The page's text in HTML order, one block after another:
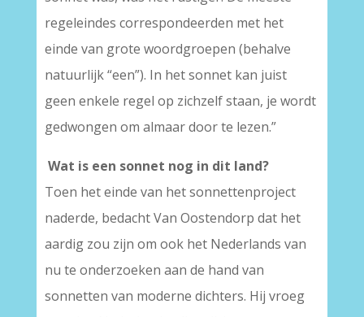
regeleindes correspondeerden met het
einde van grote woordgroepen (behalve
natuurlijk “een”). In het sonnet kan juist
geen enkele regel op zichzelf staan, je wordt
gedwongen om almaar door te lezen.”
Wat is een sonnet nog in dit land?
Toen het einde van het sonnettenproject
naderde, bedacht Van Oostendorp dat het
aardig zou zijn om ook het Nederlands van
nu te onderzoeken aan de hand van
sonnetten van moderne dichters. Hij vroeg